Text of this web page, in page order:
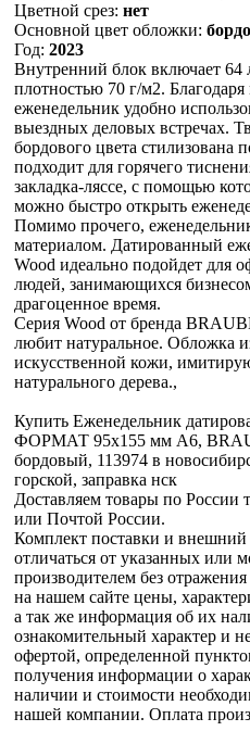
Цветной срез: нет
Основной цвет обложки:
Год: 2023
Внутренний блок включает 64
плотностью 70 г/м2.
еженедельник удобно
выездных деловых встречах.
бордового цвета стилизована
подходит для горячего
закладка-ляссе, с помощью
можно быстро открыть
Помимо прочего,
материалом. Датированный
Wood идеально подойдет для
людей, занимающихся
драгоценное время.
Серия Wood от бренда
любит натуральное. Обложка
искусственной кожи,
натурального дерева.,
Купить Еженедельник
ФОРМАТ 95х155 мм А6,
бордовый, 113974 в
горской, заправка нск
Доставляем товары по
или Почтой России.
Комплект поставки и внешний
отличаться от указанных или
производителем без
на нашем сайте цены,
а так же информация об их
ознакомительный характер и
офертой, определенной
получения информации о
наличии и стоимости
нашей компании. Оплата